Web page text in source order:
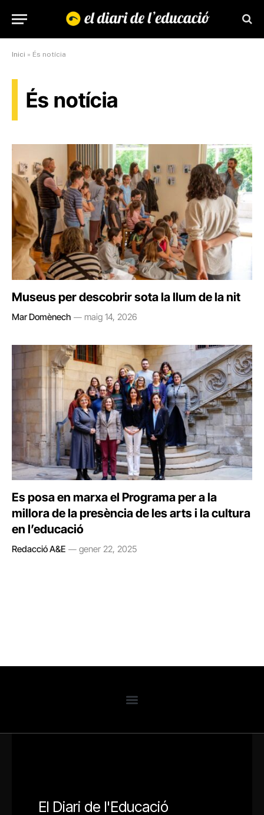
Inici » És notícia
És notícia
Museus per descobrir sota la llum de la nit
Mar Domènech maig 14, 2026
Es posa en marxa el Programa per a la
millora de la presència de les arts i la cultura
en l’educació
Redacció A&E gener 22, 2025